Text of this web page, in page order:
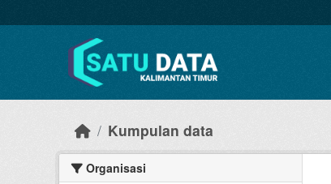
Kumpulan data
Organisasi